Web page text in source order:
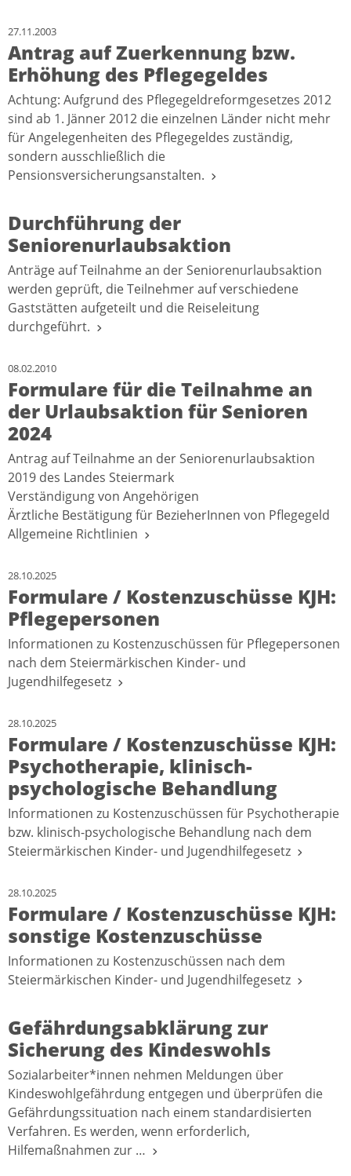
27.11.2003
Antrag auf Zuerkennung bzw.
Erhöhung des Pflegegeldes
Achtung: Aufgrund des Pflegegeldreformgesetzes 2012
sind ab 1. Jänner 2012 die einzelnen Länder nicht mehr
für Angelegenheiten des Pflegegeldes zuständig,
sondern ausschließlich die
Pensionsversicherungsanstalten.
Durchführung der
Seniorenurlaubsaktion
Anträge auf Teilnahme an der Seniorenurlaubsaktion
werden geprüft, die Teilnehmer auf verschiedene
Gaststätten aufgeteilt und die Reiseleitung
durchgeführt.
08.02.2010
Formulare für die Teilnahme an
der Urlaubsaktion für Senioren
2024
Antrag auf Teilnahme an der Seniorenurlaubsaktion
2019 des Landes Steiermark
Verständigung von Angehörigen
Ärztliche Bestätigung für BezieherInnen von Pflegegeld
Allgemeine Richtlinien
28.10.2025
Formulare / Kostenzuschüsse KJH:
Pflegepersonen
Informationen zu Kostenzuschüssen für Pflegepersonen
nach dem Steiermärkischen Kinder- und
Jugendhilfegesetz
28.10.2025
Formulare / Kostenzuschüsse KJH:
Psychotherapie, klinisch-
psychologische Behandlung
Informationen zu Kostenzuschüssen für Psychotherapie
bzw. klinisch-psychologische Behandlung nach dem
Steiermärkischen Kinder- und Jugendhilfegesetz
28.10.2025
Formulare / Kostenzuschüsse KJH:
sonstige Kostenzuschüsse
Informationen zu Kostenzuschüssen nach dem
Steiermärkischen Kinder- und Jugendhilfegesetz
Gefährdungsabklärung zur
Sicherung des Kindeswohls
Sozialarbeiter*innen nehmen Meldungen über
Kindeswohlgefährdung entgegen und überprüfen die
Gefährdungssituation nach einem standardisierten
Verfahren. Es werden, wenn erforderlich,
Hilfemaßnahmen zur …